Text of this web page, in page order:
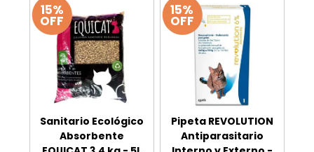
15%
OFF
Sanitario Ecológico
Absorbente
15%
OFF
Pipeta REVOLUTION
Antiparasitario